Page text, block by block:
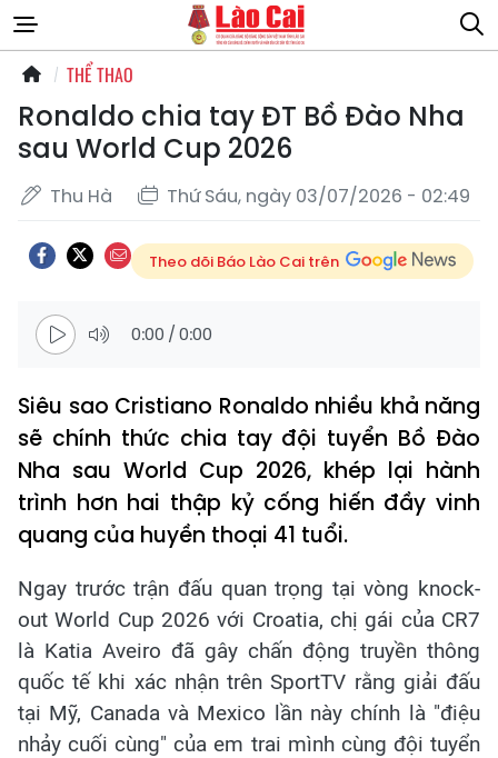
THỂ THAO
Ronaldo chia tay ĐT Bồ Đào Nha
sau World Cup 2026
Thu Hà Thứ Sáu, ngày 03/07/2026 - 02:49
Theo dõi Báo Lào Cai trên
0:00 /0:00
Siêu sao Cristiano Ronaldo nhiều khả năng
sẽ chính thức chia tay đội tuyển Bồ Đào
Nha sau World Cup 2026, khép lại hành
trình hơn hai thập kỷ cống hiến đầy vinh
quang của huyền thoại 41 tuổi.
Ngay trước trận đấu quan trọng tại vòng knock-
out World Cup 2026 với Croatia, chị gái của CR7
là Katia Aveiro đã gây chấn động truyền thông
quốc tế khi xác nhận trên SportTV rằng giải đấu
tại Mỹ, Canada và Mexico lần này chính là "điệu
nhảy cuối cùng" của em trai mình cùng đội tuyển